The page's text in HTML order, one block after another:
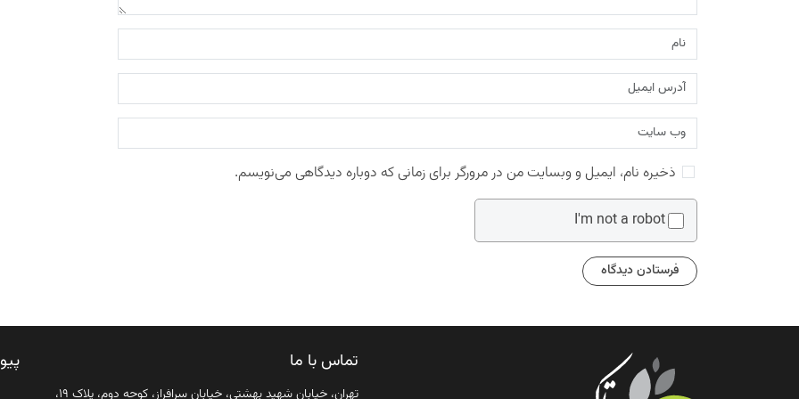
ذخیره نام، ایمیل و وبسایت من در مرورگر برای زمانی که دوباره دیدگاهی می‌نویسم.
I'm not a robot
تماس با ما
تهران، خیابان شهید بهشتی، خیابان سرافراز، کوچه دوم، پلاک ۱۹،